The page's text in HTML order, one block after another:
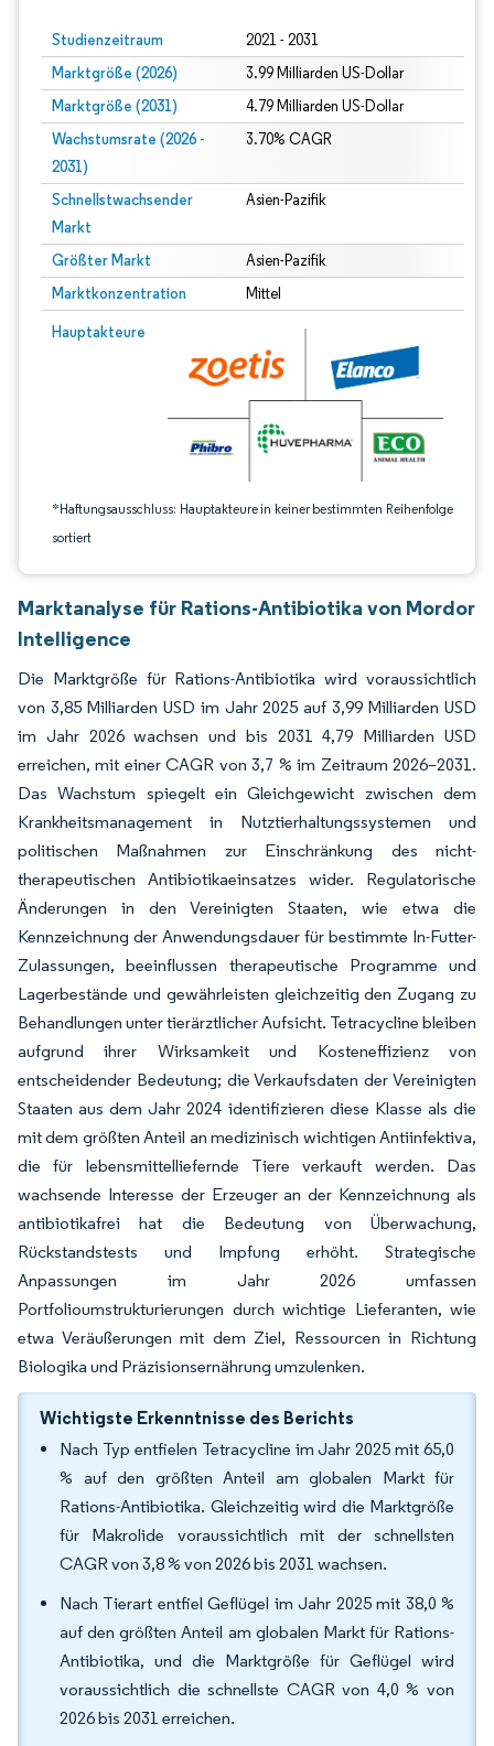
Studienzeitraum 2021 - 2031
Marktgröße (2026) 3.99 Milliarden US-Dollar
Marktgröße (2031) 4.79 Milliarden US-Dollar
Wachstumsrate (2026 -
2031)
3.70% CAGR
Schnellstwachsender
Markt
Asien-Pazifik
Größter Markt Asien-Pazifik
Marktkonzentration Mittel
Hauptakteure
*Haftungsausschluss: Hauptakteure in keiner bestimmten Reihenfolge
sortiert
Bild © Mordor Intelligence. Wiederverwendung erfordert Namensnennung
Marktanalyse für Rations-Antibiotika von Mordor
Intelligence
Die Marktgröße für Rations-Antibiotika wird voraussichtlich
von 3,85 Milliarden USD im Jahr 2025 auf 3,99 Milliarden USD
im Jahr 2026 wachsen und bis 2031 4,79 Milliarden USD
erreichen, mit einer CAGR von 3,7 % im Zeitraum 2026–2031.
Das Wachstum spiegelt ein Gleichgewicht zwischen dem
Krankheitsmanagement in Nutztierhaltungssystemen und
politischen Maßnahmen zur Einschränkung des nicht-
therapeutischen Antibiotikaeinsatzes wider. Regulatorische
Änderungen in den Vereinigten Staaten, wie etwa die
Kennzeichnung der Anwendungsdauer für bestimmte In-Futter-
Zulassungen, beeinflussen therapeutische Programme und
Lagerbestände und gewährleisten gleichzeitig den Zugang zu
Behandlungen unter tierärztlicher Aufsicht. Tetracycline bleiben
aufgrund ihrer Wirksamkeit und Kosteneffizienz von
entscheidender Bedeutung; die Verkaufsdaten der Vereinigten
Staaten aus dem Jahr 2024 identifizieren diese Klasse als die
mit dem größten Anteil an medizinisch wichtigen Antiinfektiva,
die für lebensmittelliefernde Tiere verkauft werden. Das
wachsende Interesse der Erzeuger an der Kennzeichnung als
antibiotikafrei hat die Bedeutung von Überwachung,
Rückstandstests und Impfung erhöht. Strategische
Anpassungen im Jahr 2026 umfassen
Portfolioumstrukturierungen durch wichtige Lieferanten, wie
etwa Veräußerungen mit dem Ziel, Ressourcen in Richtung
Biologika und Präzisionsernährung umzulenken.
Wichtigste Erkenntnisse des Berichts
Nach Typ entfielen Tetracycline im Jahr 2025 mit 65,0
% auf den größten Anteil am globalen Markt für
Rations-Antibiotika. Gleichzeitig wird die Marktgröße
für Makrolide voraussichtlich mit der schnellsten
CAGR von 3,8 % von 2026 bis 2031 wachsen.
Nach Tierart entfiel Geflügel im Jahr 2025 mit 38,0 %
auf den größten Anteil am globalen Markt für Rations-
Antibiotika, und die Marktgröße für Geflügel wird
voraussichtlich die schnellste CAGR von 4,0 % von
2026 bis 2031 erreichen.